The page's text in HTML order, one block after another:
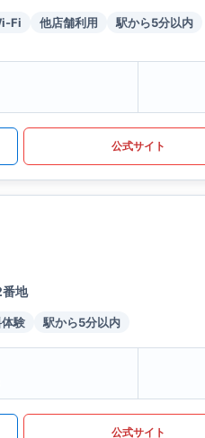
Fi 他店舗利用 駅から5分以内
公式サイト
地
験 駅から5分以内
公式サイト